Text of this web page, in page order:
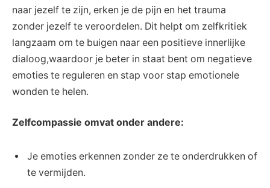
naar jezelf te zijn, erken je de pijn en het trauma
zonder jezelf te veroordelen. Dit helpt om zelfkritiek
langzaam om te buigen naar een positieve innerlijke
dialoog,waardoor je beter in staat bent om negatieve
emoties te reguleren en stap voor stap emotionele
wonden te helen.
Zelfcompassie omvat onder andere:
Je emoties erkennen zonder ze te onderdrukken of
te vermijden.